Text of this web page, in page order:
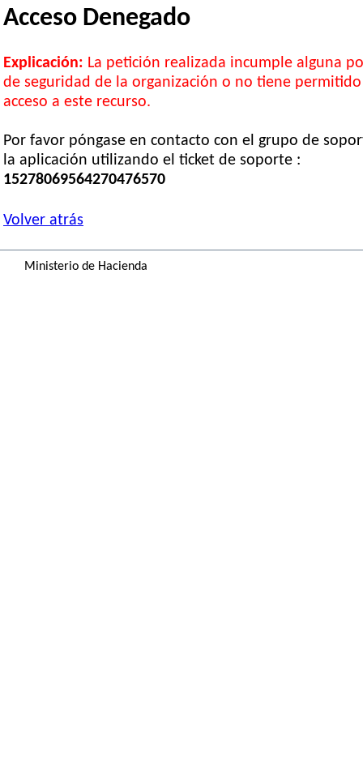
Acceso Denegado
Explicación: La petición realizada incumple alguna
de seguridad de la organización o no tiene
acceso a este recurso.
Por favor póngase en contacto con el grupo de
la aplicación utilizando el ticket de soporte :
15278069564270476570
Volver atrás
Ministerio de Hacienda